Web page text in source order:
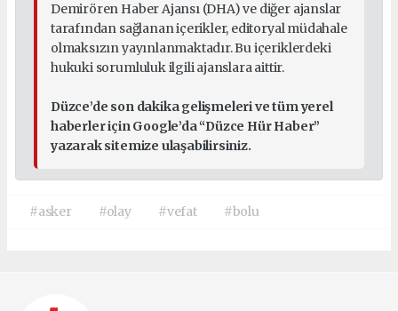
Demirören Haber Ajansı (DHA) ve diğer ajanslar
tarafından sağlanan içerikler, editoryal müdahale
olmaksızın yayınlanmaktadır. Bu içeriklerdeki
hukuki sorumluluk ilgili ajanslara aittir.
Düzce’de son dakika gelişmeleri ve tüm yerel
haberler için Google’da “Düzce Hür Haber”
yazarak sitemize ulaşabilirsiniz.
#asker #olay #vefat #bolu